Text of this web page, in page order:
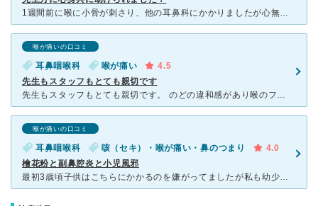
1週間前に喉に小骨が刺さり、他の耳鼻科にかかりましたが心無い事を言われ、解決もせずモヤモヤしていた所、妹の知人が同じ症状でくりはら耳鼻科でとても丁寧な対応をしてもらったと聞き、私の娘も赤ちゃんの頃から
喉が痛いの口コミ
耳鼻咽喉科 喉が痛い
4.5
先生もスタッフもとても親切です
先生もスタッフもとても親切です。 のどの違和感があり喉のファイバーをしていただきました。 他の耳鼻科で前にやったときは大変苦痛に感じましたが、こちらでやった時はとても楽に感じました。先生の手技がと
喉が痛いの口コミ
耳鼻咽喉科 咳（セキ）・喉が痛い・鼻のつまり
4.0
檜花粉と副鼻腔炎と小児風邪
最初3歳頃子供はこちらにかかるのを嫌がってましたが私も幼少期喘息だので1~2週で耳鼻科に通ってましたが子供は耳鼻科は多分みんな嫌な所だと思います。 診る場所が本能的に嫌な場所ばかりだから仕方な